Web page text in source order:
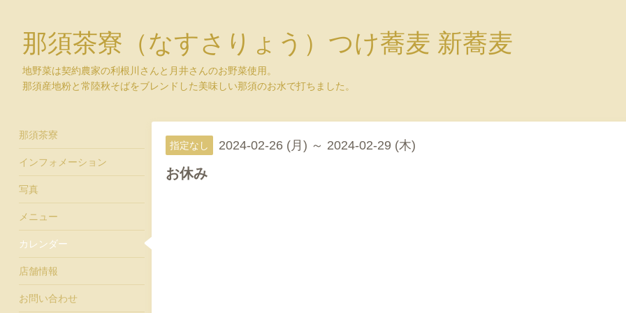
那須茶寮（なすさりょう）つけ蕎麦 新蕎麦
地野菜は契約農家の利根川さんと月井さんのお野菜使用。
那須産地粉と常陸秋そばをブレンドした美味しい那須のお水で打ちました。
指定なし 2024-02-26 (月) ～ 2024-02-29 (木)
お休み
那須茶寮
インフォメーション
写真
メニュー
カレンダー
店舗情報
お問い合わせ